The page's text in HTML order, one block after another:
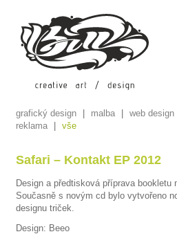
grafický design malba web design
reklama
vše
Safari – Kontakt EP 2012
Design a předtisková příprava bookletu
Současně s novým cd bylo vytvořeno
designu triček.
Design: Beeo